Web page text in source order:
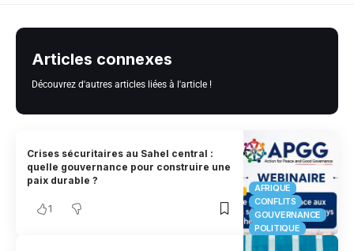
Articles connexes
Découvrez d'autres articles liées à l'article !
AFRIQUE
CONFLITS
GOUVERNANCE
POLITIQUE
Crises sécuritaires au Sahel central :
quelle gouvernance pour construire une
paix durable ?
1